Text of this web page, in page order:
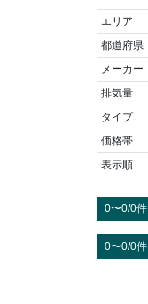
エリア
都道府県
メーカー
排気量
タイプ
価格帯
表示順
0〜0/0件
0〜0/0件